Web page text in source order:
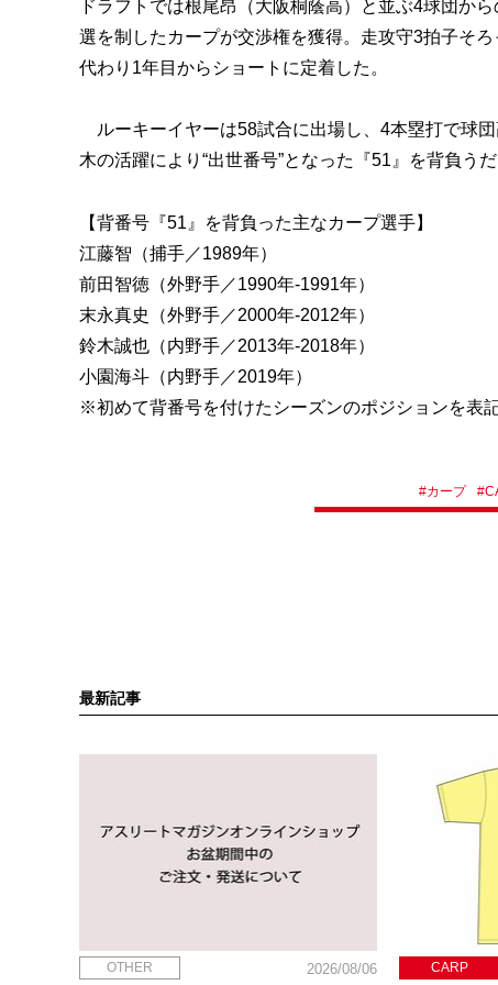
ドラフトでは根尾昂（大阪桐蔭高）と並ぶ4球団か
選を制したカープが交渉権を獲得。走攻守3拍子そ
代わり1年目からショートに定着した。
ルーキーイヤーは58試合に出場し、4本塁打で球
木の活躍により“出世番号”となった『51』を背負う
【背番号『51』を背負った主なカープ選手】
江藤智（捕手／1989年）
前田智徳（外野手／1990年-1991年）
末永真史（外野手／2000年-2012年）
鈴木誠也（内野手／2013年-2018年）
小園海斗（内野手／2019年）
※初めて背番号を付けたシーズンのポジションを表記
#カープ #
最新記事
OTHER 2026/08/06 CARP